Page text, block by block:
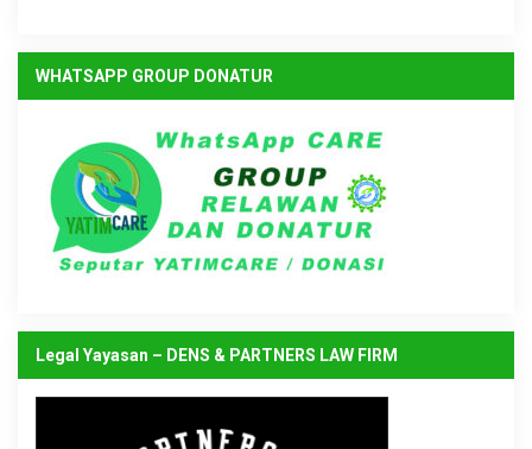
WHATSAPP GROUP DONATUR
Legal Yayasan – DENS & PARTNERS LAW FIRM